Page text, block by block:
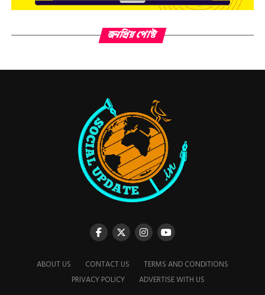
জনপ্রিয় পোস্ট
ABOUT US CONTACT US
TERMS AND CONDITIONS
PRIVACY POLICY
ADVERTISE WITH US